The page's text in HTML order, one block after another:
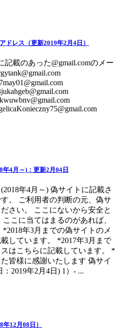
ドレス（更新2019年2月4日）
記載のあった@gmail.comのメー
4月～)：更新2月04日
年4月～) 偽サイトに記載さ
。 ご利用者の判断の元、偽サ
さい。 ここにないから安全と
こに当てはまるのがあれば、
年3月までの偽サイトのメ
しています。 *2017年3月まで
はこちらに記載しています。 *
皆様に感謝いたします 偽サイ
2019年2月4日) 1）- ...
12月08日）